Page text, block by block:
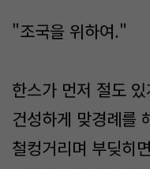
"조국을 위하여."
한스가 먼저 절도
건성하게 맞경례를
철컹거리며 부딪히